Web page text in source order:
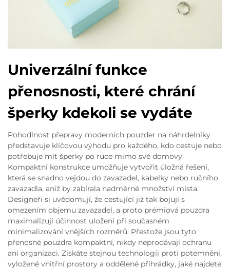
Univerzální funkce
přenosnosti, které chrání
šperky kdekoli se vydáte
Pohodlnost přepravy moderních pouzder na náhrdelníky
představuje klíčovou výhodu pro každého, kdo cestuje nebo
potřebuje mít šperky po ruce mimo své domovy.
Kompaktní konstrukce umožňuje vytvořit úložná řešení,
která se snadno vejdou do zavazadel, kabelky nebo ručního
zavazadla, aniž by zabírala nadměrné množství místa.
Designeři si uvědomují, že cestující již tak bojují s
omezením objemu zavazadel, a proto prémiová pouzdra
maximalizují účinnost uložení při současném
minimalizování vnějších rozměrů. Přestože jsou tyto
přenosné pouzdra kompaktní, nikdy neprodávají ochranu
ani organizaci. Získáte stejnou technologii proti potemnění,
vyložené vnitřní prostory a oddělené přihrádky, jaké najdete